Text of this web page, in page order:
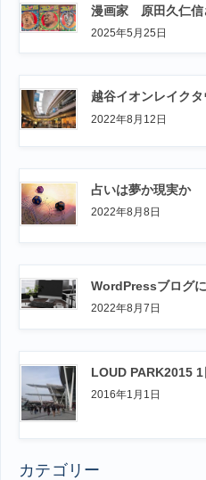
漫画家 原田久仁信
2025年5月25日
越谷イオンレイク
2022年8月12日
占いは夢か現実か
2022年8月8日
WordPressブログ
2022年8月7日
LOUD PARK2015 1
2016年1月1日
カテゴリー